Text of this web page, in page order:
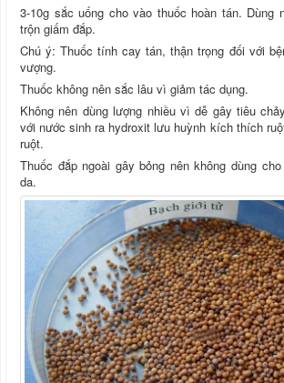
3-10g sắc uống cho vào thuốc hoàn tán. Dùng
trộn giấm đắp.
Chú ý: Thuốc tính cay tán, thận trọng đối với
vượng.
Thuốc không nên sắc lâu vì giảm tác dụng.
Không nên dùng lượng nhiều vì dễ gây tiêu
với nước sinh ra hydroxit lưu huỳnh kích thích
ruột.
Thuốc đắp ngoài gây bỏng nên không dùng
da.